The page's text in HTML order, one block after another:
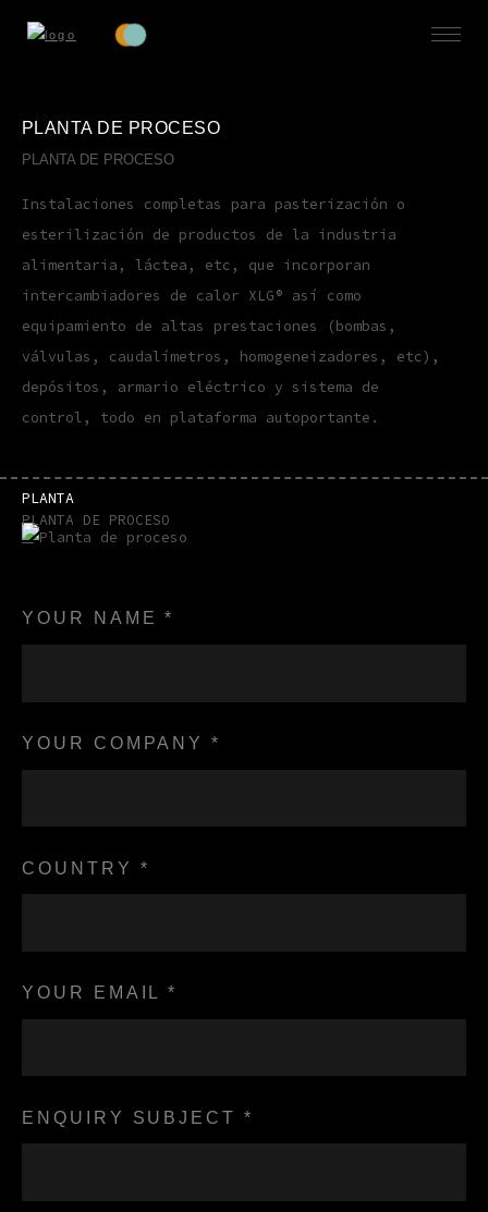
PLANTA DE PROCESO
PLANTA DE PROCESO
Instalaciones completas para pasterización o
esterilización de productos de la industria
alimentaria, láctea, etc, que incorporan
intercambiadores de calor XLG® así como
equipamiento de altas prestaciones (bombas,
válvulas, caudalímetros, homogeneizadores, etc),
depósitos, armario eléctrico y sistema de
control, todo en plataforma autoportante.
PLANTA
PLANTA DE PROCESO
YOUR NAME *
YOUR COMPANY *
COUNTRY *
YOUR EMAIL *
ENQUIRY SUBJECT *